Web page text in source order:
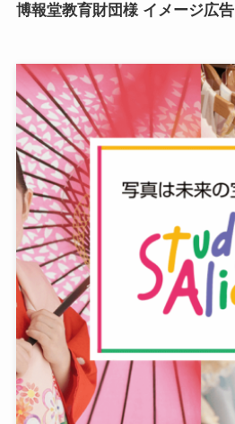
博報堂教育財団様 イメージ広告